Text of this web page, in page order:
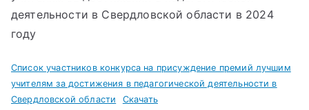
деятельности в Свердловской области в 2024
году
Список участников конкурса на присуждение премий лучшим
учителям за достижения в педагогической деятельности в
Свердловской области
Скачать